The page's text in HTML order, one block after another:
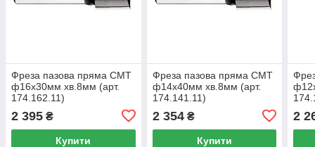
Фреза пазова пряма CMT
ф16х30мм хв.8мм (арт.
174.162.11)
2 395 ₴
Купити
Фреза пазова пряма CMT
ф14х40мм хв.8мм (арт.
174.141.11)
2 354₴
Купити
2